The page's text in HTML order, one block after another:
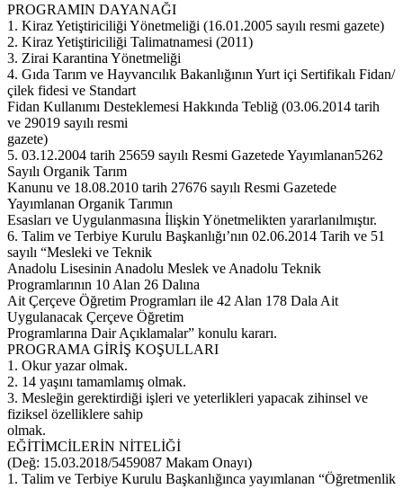
PROGRAMIN DAYANAĞI
1. Kiraz Yetiştiriciliği Yönetmeliği (16.01.2005 sayılı resmi gazete)
2. Kiraz Yetiştiriciliği Talimatnamesi (2011)
3. Zirai Karantina Yönetmeliği
4. Gıda Tarım ve Hayvancılık Bakanlığının Yurt içi Sertifikalı Fidan/
çilek fidesi ve Standart
Fidan Kullanımı Desteklemesi Hakkında Tebliğ (03.06.2014 tarih
ve 29019 sayılı resmi
gazete)
5. 03.12.2004 tarih 25659 sayılı Resmi Gazetede Yayımlanan5262
Sayılı Organik Tarım
Kanunu ve 18.08.2010 tarih 27676 sayılı Resmi Gazetede
Yayımlanan Organik Tarımın
Esasları ve Uygulanmasına İlişkin Yönetmelikten yararlanılmıştır.
6. Talim ve Terbiye Kurulu Başkanlığı’nın 02.06.2014 Tarih ve 51
sayılı “Mesleki ve Teknik
Anadolu Lisesinin Anadolu Meslek ve Anadolu Teknik
Programlarının 10 Alan 26 Dalına
Ait Çerçeve Öğretim Programları ile 42 Alan 178 Dala Ait
Uygulanacak Çerçeve Öğretim
Programlarına Dair Açıklamalar” konulu kararı.
PROGRAMA GİRİŞ KOŞULLARI
1. Okur yazar olmak.
2. 14 yaşını tamamlamış olmak.
3. Mesleğin gerektirdiği işleri ve yeterlikleri yapacak zihinsel ve
fiziksel özelliklere sahip
olmak.
EĞİTİMCİLERİN NİTELİĞİ
(Değ: 15.03.2018/5459087 Makam Onayı)
1. Talim ve Terbiye Kurulu Başkanlığınca yayımlanan “Öğretmenlik